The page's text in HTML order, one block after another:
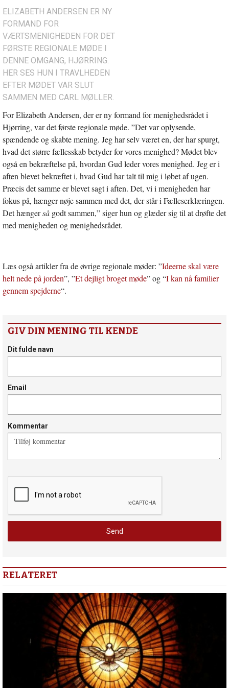
ELIZABETH ANDERSEN ER NY
FORMAND FOR
VÆRTSMENIGHEDEN FOR DET
FØRSTE REGIONALE MØDE I
DENNE OMGANG, HJØRRING.
HER SES HUN I TRAVLHEDEN
EFTER MØDET VAR SLUT
SAMMEN MED CARL MØLLER.
For Elizabeth Andersen, der er ny formand for menighedsrådet i
Hjørring, var det første regionale møde. ”Det var oplysende,
spændende og skabte mening. Jeg har selv været en, der har spurgt,
hvad det større fællesskab betyder for vores menighed? Mødet blev
også en bekræftelse på, hvordan Gud leder vores menighed. Jeg er i
aften blevet bekræftet i, hvad Gud har talt til mig i løbet af ugen.
Præcis det samme er blevet sagt i aften. Det, vi i menigheden har
fokus på, hænger nøje sammen med det, der står i Fælleserklæringen.
Det hængerså godt sammen,” siger hun og glæder sig til at drøfte det
med menigheden og menighedsrådet.
Læs også artikler fra de øvrige regionale møder: ”Ideerne skal være
helt nede på jorden”, ”Et dejligt broget møde” og “I kan nå familier
gennem spejderne“.
GIV DIN MENING TIL KENDE
Dit fulde navn
Email
Kommentar
RELATERET